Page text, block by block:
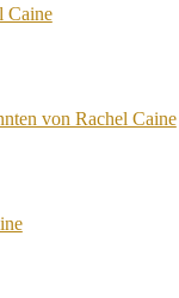
Caine
von Rachel Caine